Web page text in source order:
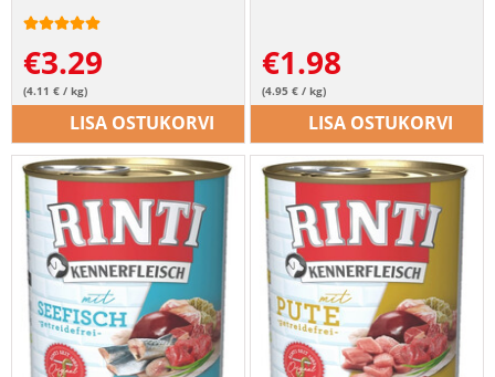
€3.29
(4.11 € / kg)
LISA OSTUKORVI
€1.98
(4.95 € / kg)
LISA OSTUKORVI